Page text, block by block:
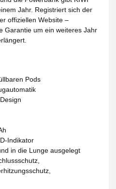
Jahr. Registriert sich der
offiziellen Website –
Garantie um ein weiteres Jahr
Pods
Indikator
in die Lunge ausgelegt